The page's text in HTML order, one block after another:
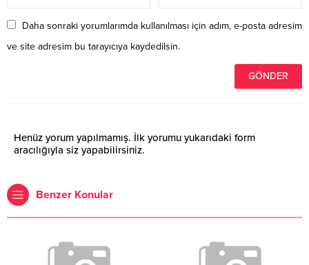
Daha sonraki yorumlarımda kullanılması için adım, e-posta adresim
ve site adresim bu tarayıcıya kaydedilsin.
Henüz yorum yapılmamış. İlk yorumu yukarıdaki form
aracılığıyla siz yapabilirsiniz.
Benzer Konular